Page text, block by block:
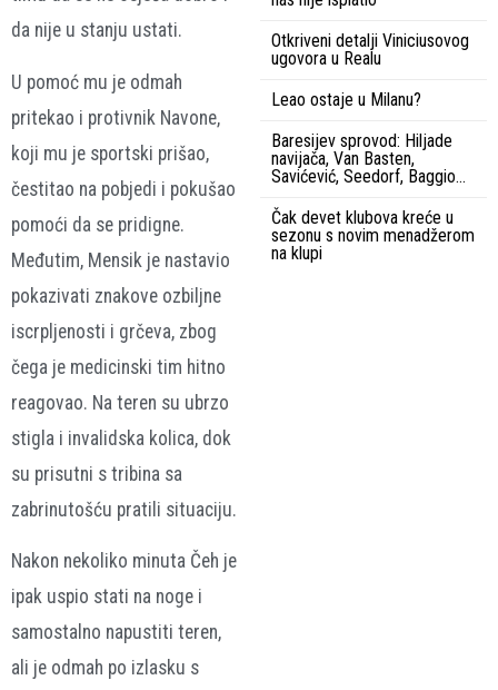
da nije u stanju ustati.
U pomoć mu je odmah
pritekao i protivnik Navone,
koji mu je sportski prišao,
čestitao na pobjedi i pokušao
pomoći da se pridigne.
Međutim, Mensik je nastavio
pokazivati znakove ozbiljne
iscrpljenosti i grčeva, zbog
čega je medicinski tim hitno
reagovao. Na teren su ubrzo
stigla i invalidska kolica, dok
su prisutni s tribina sa
zabrinutošću pratili situaciju.
Nakon nekoliko minuta Čeh je
ipak uspio stati na noge i
samostalno napustiti teren,
ali je odmah po izlasku s
Otkriveni detalji Viniciusovog
ugovora u Realu
Leao ostaje u Milanu?
Baresijev sprovod: Hiljade
navijača, Van Basten,
Savićević, Seedorf, Baggio…
Čak devet klubova kreće u
sezonu s novim menadžerom
na klupi